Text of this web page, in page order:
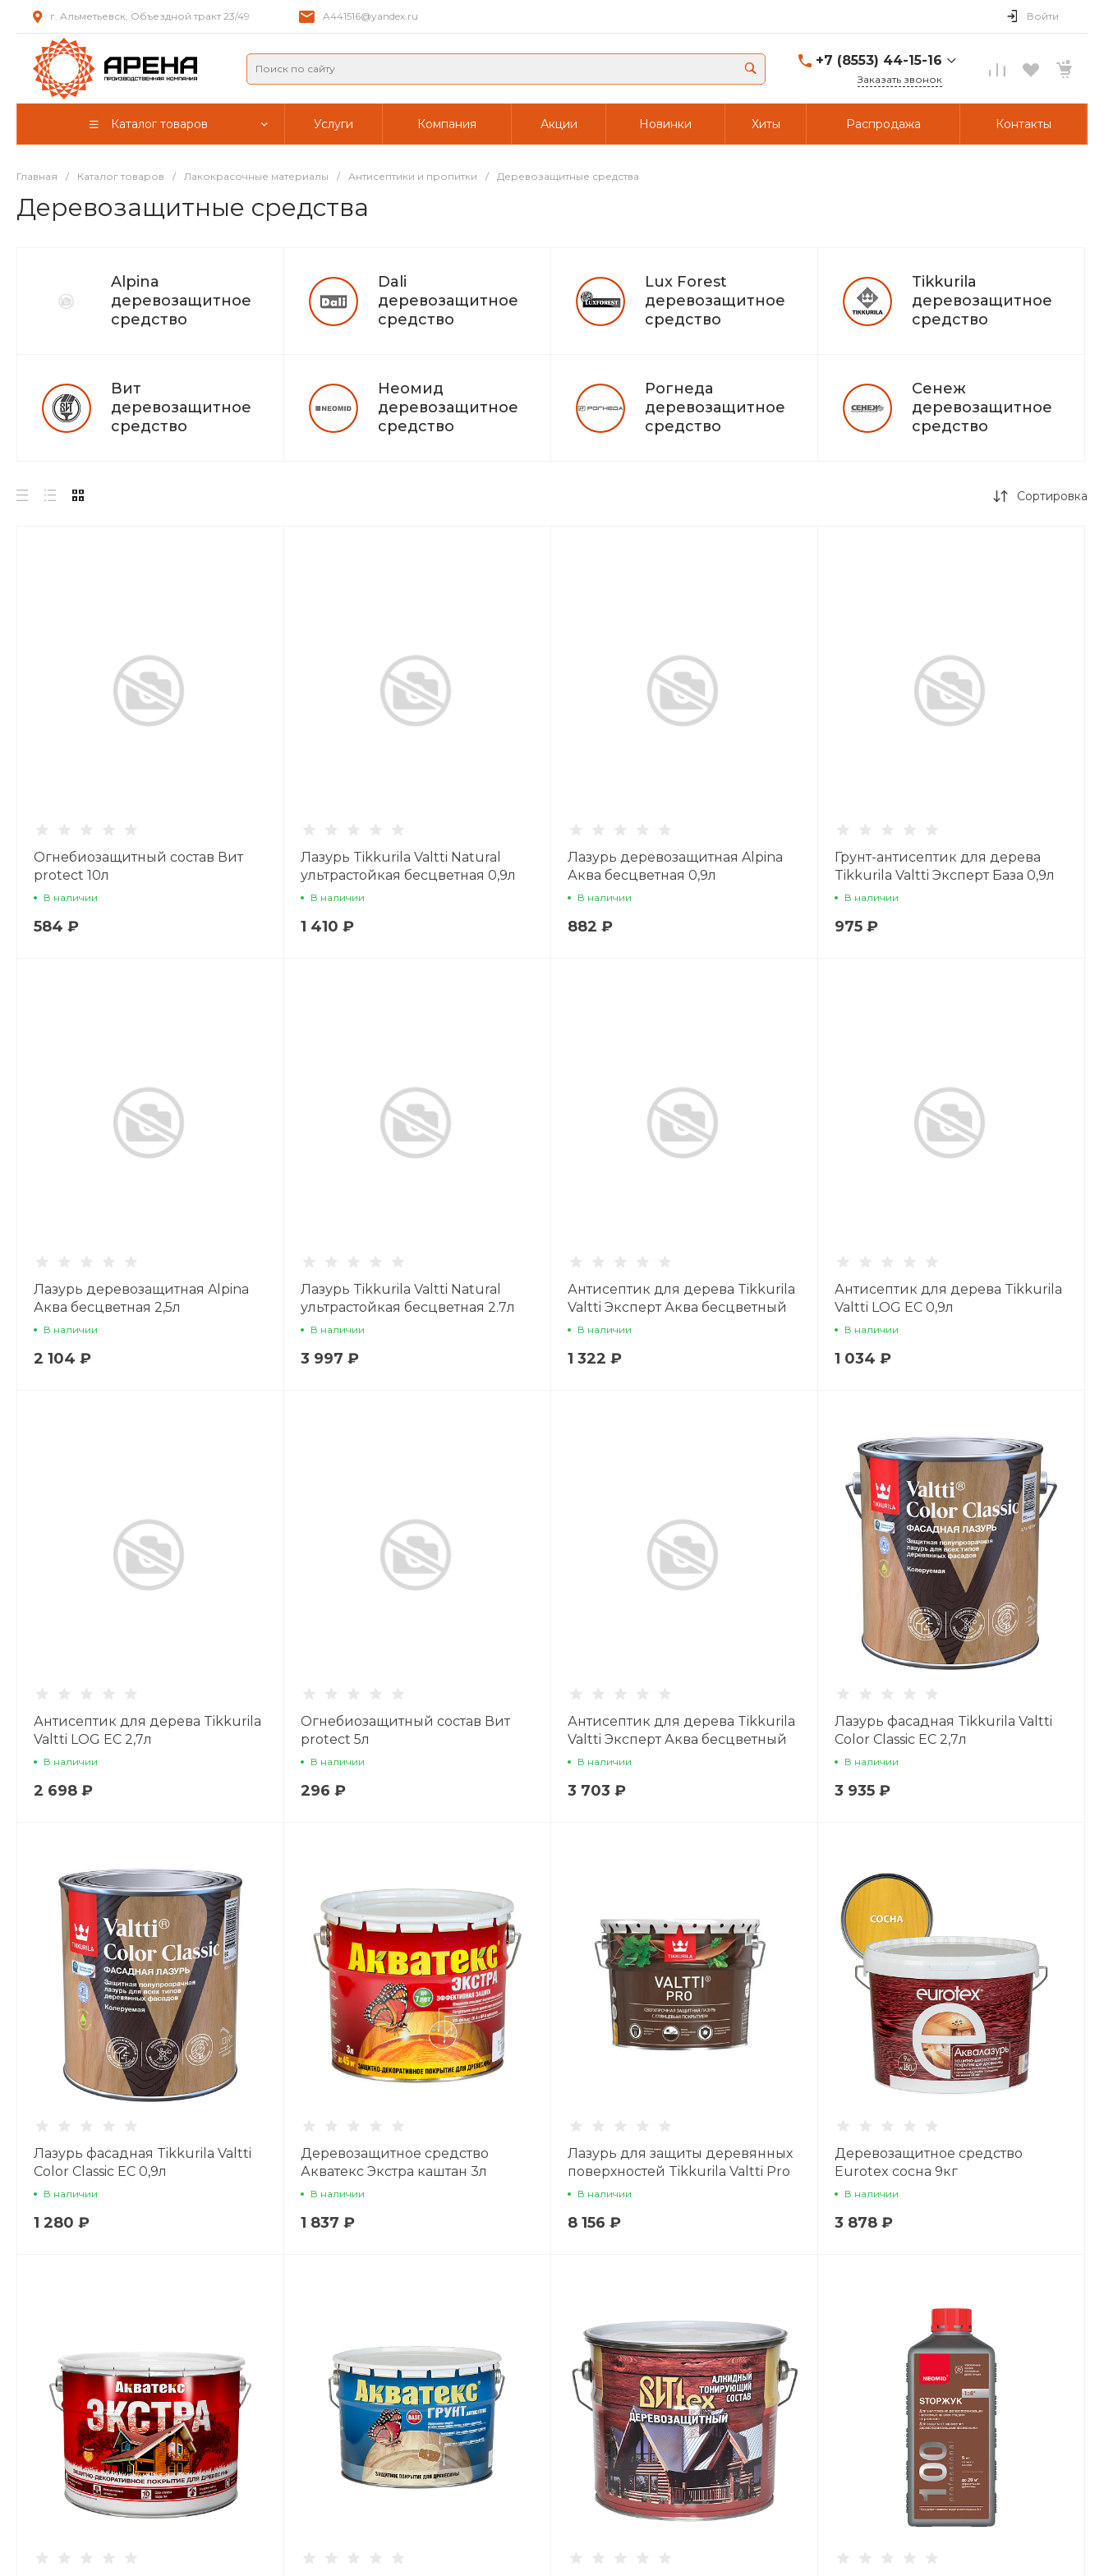
г. Альметьевск, Объездной тракт 23/49 A441516@yandex.ru Войти
+7 (8553) 44-15-16
г. Альметьевск,
Вс: Выходной
A441516@yandex.ru
+7 (8553) 44-15-16
Вс: Выходной
A441516@yandex.ru
Заказать звонок
Каталог товаров Услуги Компания Акции Новинки Хиты Распродажа Контакты
Главная / Каталог товаров / Лакокрасочные материалы / Антисептики и пропитки / Деревозащитные средства
Деревозащитные средства
Alpina
деревозащитное
средство
Dali
деревозащитное
средство
Lux Forest
деревозащитное
средство
Tikkurila
деревозащитное
средство
Вит
деревозащитное
средство
Неомид
деревозащитное
средство
Рогнеда
деревозащитное
средство
Сенеж
деревозащитное
средство
Сортировка
Огнебиозащитный состав Вит
protect 10л
В наличии
584 ₽
Лазурь Tikkurila Valtti Natural
ультрастойкая бесцветная 0,9л
В наличии
1 410 ₽
Лазурь деревозащитная Alpina
Аква бесцветная 0,9л
В наличии
882 ₽
Грунт-антисептик для дерева
Tikkurila Valtti Эксперт База 0,9л
В наличии
975 ₽
Лазурь деревозащитная Alpina
Аква бесцветная 2,5л
В наличии
2 104 ₽
Лазурь Tikkurila Valtti Natural
ультрастойкая бесцветная 2.7л
В наличии
3 997 ₽
Антисептик для дерева Tikkurila
Valtti Эксперт Аква бесцветный
база С 0,9л
В наличии
1 322 ₽
Антисептик для дерева Tikkurila
Valtti LOG EC 0,9л
В наличии
1 034 ₽
Антисептик для дерева Tikkurila
Valtti LOG EC 2,7л
В наличии
2 698 ₽
Огнебиозащитный состав Вит
protect 5л
В наличии
296 ₽
Антисептик для дерева Tikkurila
Valtti Эксперт Аква бесцветный
база С 2,7л
В наличии
3 703 ₽
Лазурь фасадная Tikkurila Valtti
Color Classic EC 2,7л
В наличии
3 935 ₽
Лазурь фасадная Tikkurila Valtti
Color Classic EC 0,9л
В наличии
1 280 ₽
Деревозащитное средство
Акватекс Экстра каштан 3л
В наличии
1 837 ₽
Лазурь для защиты деревянных
поверхностей Tikkurila Valtti Pro
бесцветная глянцевая 9л
В наличии
8 156 ₽
Деревозащитное средство
Eurotex сосна 9кг
В наличии
3 878 ₽